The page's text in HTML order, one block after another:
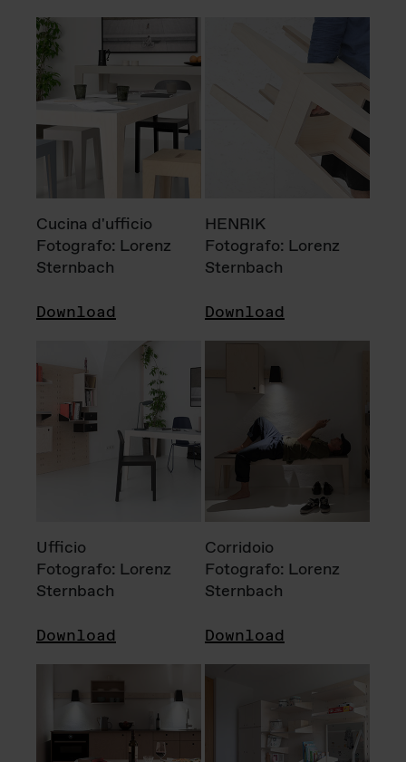
Cucina d'ufficio
Fotografo: Lorenz
Sternbach
Download
HENRIK
Fotografo: Lorenz
Sternbach
Download
Ufficio
Fotografo: Lorenz
Sternbach
Download
Corridoio
Fotografo: Lorenz
Sternbach
Download